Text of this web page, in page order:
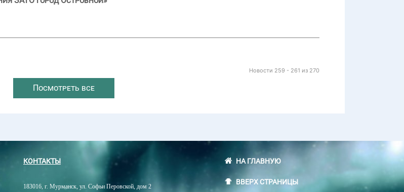
Новости 259 - 261 из 270
Посмотреть все
КОНТАКТЫ
183016, г. Мурманск, ул. Софьи Перовской, дом 2
НА ГЛАВНУЮ
ВВЕРХ СТРАНИЦЫ